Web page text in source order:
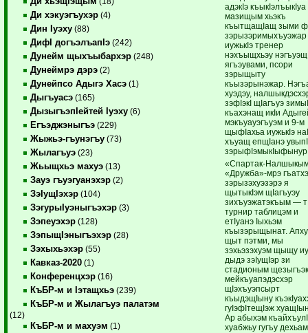
Ди хэкуэгъухэр (4)
Дин Iуэху (88)
ДифI догъэлъапIэ (242)
Дунейм щыхъыбархэр (248)
Дунеймрэ дэрэ (2)
Дунейпсо Адыгэ Хасэ (1)
Дыгъуасэ (165)
ДызыгъэпIейтей Iуэху (6)
Егъэджэныгъэ (229)
Жыжьэ-гъунэгъу (73)
Жылагъуэ (23)
Жьыщхьэ махуэ (13)
Зауэ гъуэгуанэхэр (2)
ЗэIущIэхэр (104)
ЗэгурыIуэныгъэхэр (3)
Зэпеуэхэр (128)
ЗэпыщIэныгъэхэр (28)
Зэхыхьэхэр (55)
Кавказ-2020 (1)
Конференцхэр (16)
КъБР-м и Iэтащхьэ (239)
КъБР-м и Жылагъуэ палатэм
(12)
КъБР-м и махуэм (1)
адэкIэ къыкIэлъыкIуа
мазищым хьэкъ
къытщащIащ зыми
зэрызэримыхъуэжар
иужькIэ тренер
нэхъыщхьэу
ягъэувами, псори
зэрыщыту
къызэрынэжар.
хуэдэу,
зэфIэкI щIагъуэ
къахэнащ икIи
мэкъуауэгъуэм и 9-м
щыфIахьа иужькIэ
хъуащ епщIанэ
«Спартак-
«Дружба»-мрэ
зэрызэхуэзэрэ я
щытыкIэм щIагъуэу
зихъуэжатэкъым —
турнир таблицэм и
етIуанэ Iыхьэм
къызэрыщынат.
щыт пэтми, мы
зэхьэзэхуэм щыщу
дыдэ зэIущIэр зи
стадионым
мейкъуапэдэсхэр
щIэхъуэпсырт
къыдэщIыну
гуIэфIтещIэж
Ар абыхэм
хуабжьу гугъу